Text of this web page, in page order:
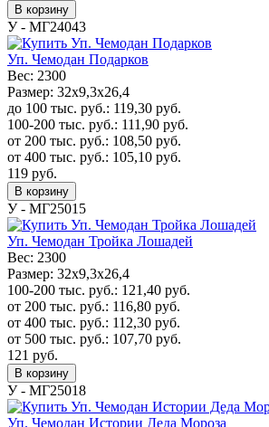
В корзину
У - МГ24043
Уп. Чемодан Подарков
Вес: 2300
Размер: 32х9,3х26,4
до 100 тыс. руб.: 119,30 руб.
100-200 тыс. руб.: 111,90 руб.
от 200 тыс. руб.: 108,50 руб.
от 400 тыс. руб.: 105,10 руб.
119 руб.
В корзину
У - МГ25015
Уп. Чемодан Тройка Лошадей
Вес: 2300
Размер: 32х9,3х26,4
100-200 тыс. руб.: 121,40 руб.
от 200 тыс. руб.: 116,80 руб.
от 400 тыс. руб.: 112,30 руб.
от 500 тыс. руб.: 107,70 руб.
121 руб.
В корзину
У - МГ25018
Уп. Чемодан Истории Деда Мороза